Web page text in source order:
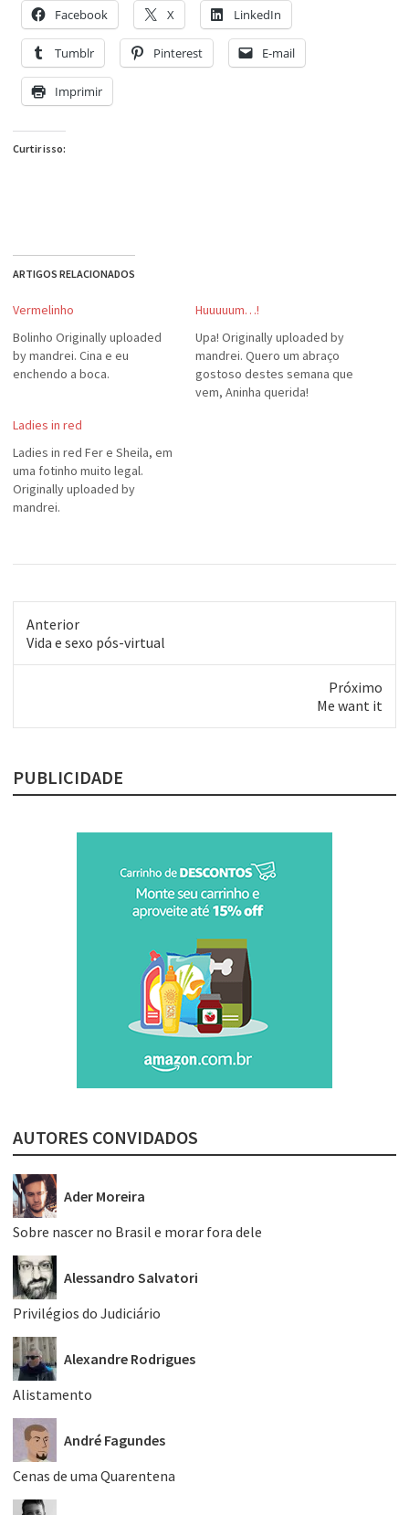
Facebook X LinkedIn
Tumblr Pinterest E-mail
Imprimir
Curtir isso:
ARTIGOS RELACIONADOS
Vermelinho
Bolinho Originally uploaded
by mandrei. Cina e eu
enchendo a boca.
Huuuuum…!
Upa! Originally uploaded by
mandrei. Quero um abraço
gostoso destes semana que
vem, Aninha querida!
Ladies in red
Ladies in red Fer e Sheila, em
uma fotinho muito legal.
Originally uploaded by
mandrei.
Anterior
Post
anterior:
Vida e sexo pós-virtual
Próximo
post:
Me want it
PUBLICIDADE
AUTORES CONVIDADOS
Ader Moreira
Sobre nascer no Brasil e morar fora dele
Alessandro Salvatori
Privilégios do Judiciário
Alexandre Rodrigues
Alistamento
André Fagundes
Cenas de uma Quarentena